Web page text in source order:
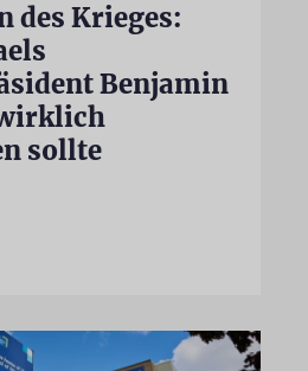
des Krieges:
Benjamin
sollte